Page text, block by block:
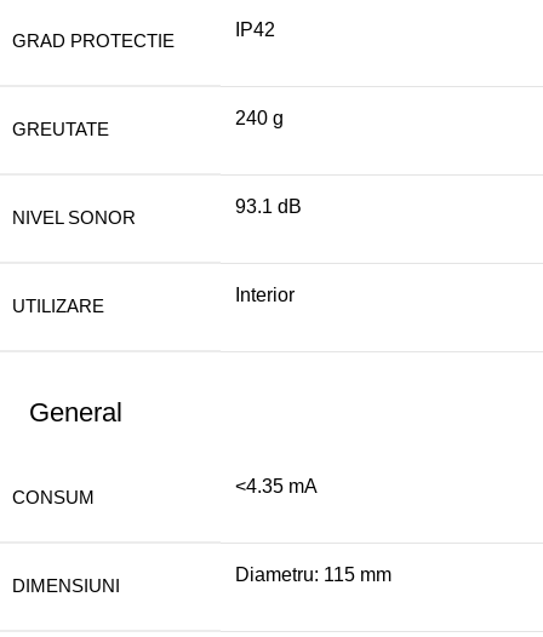
GRAD PROTECTIE
IP42
GREUTATE
240 g
NIVEL SONOR
93.1 dB
UTILIZARE
Interior
General
CONSUM
<4.35 mA
DIMENSIUNI
Diametru: 115 mm